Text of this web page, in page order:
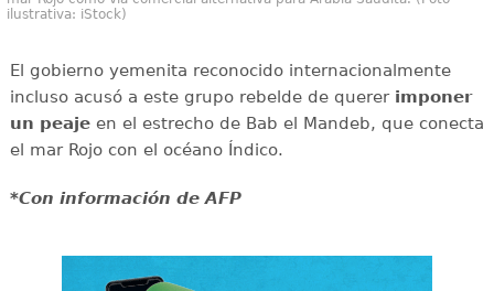
ilustrativa: iStock)
El gobierno yemenita reconocido internacionalmente
incluso acusó a este grupo rebelde de querer imponer
un peajeen el estrecho de Bab el Mandeb, que conecta
el mar Rojo con el océano Índico.
*Con información de AFP